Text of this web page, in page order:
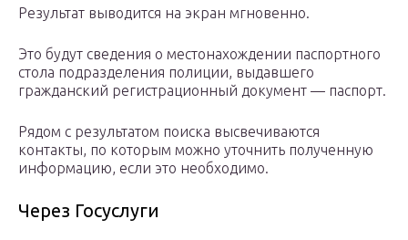
Результат выводится на экран мгновенно.
Это будут сведения о местонахождении паспортного
стола подразделения полиции, выдавшего
гражданский регистрационный документ — паспорт.
Рядом с результатом поиска высвечиваются
контакты, по которым можно уточнить полученную
информацию, если это необходимо.
Через Госуслуги